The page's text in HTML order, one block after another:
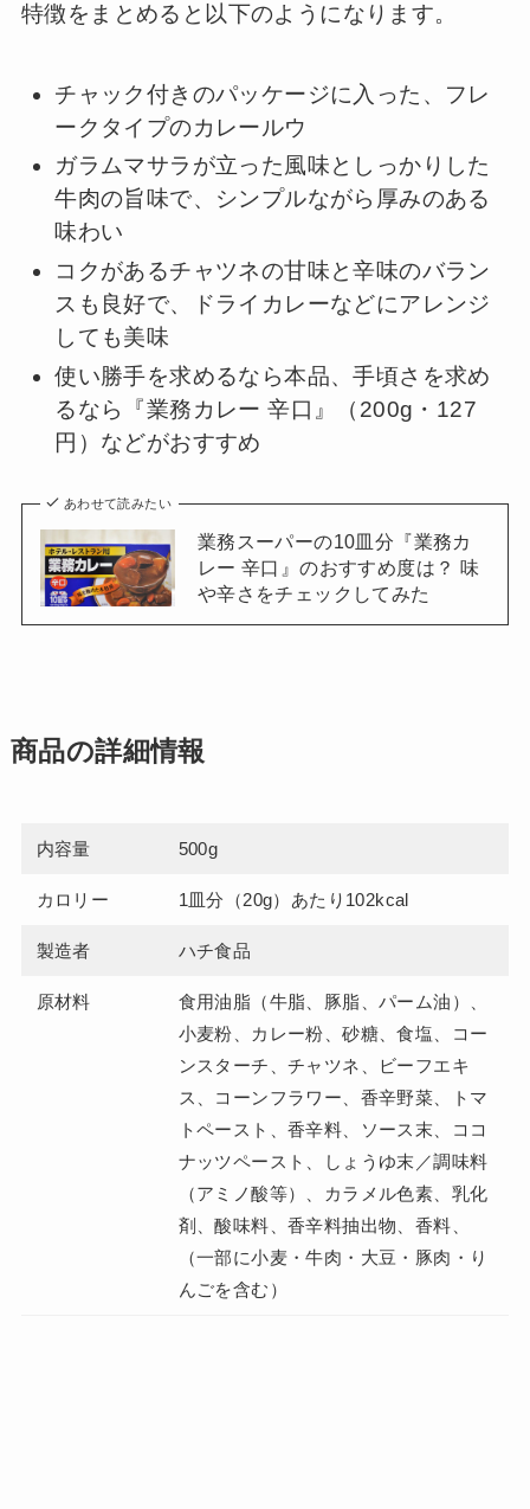
特徴をまとめると以下のようになります。
チャック付きのパッケージに入った、フレ
ークタイプのカレールウ
ガラムマサラが立った風味としっかりした
牛肉の旨味で、シンプルながら厚みのある
味わい
コクがあるチャツネの甘味と辛味のバラン
スも良好で、ドライカレーなどにアレンジ
しても美味
使い勝手を求めるなら本品、手頃さを求め
るなら『業務カレー 辛口』（200g・127
円）などがおすすめ
あわせて読みたい
業務スーパーの10皿分『業務カ
レー 辛口』のおすすめ度は？ 味
や辛さをチェックしてみた
商品の詳細情報
内容量 500g
カロリー 1皿分（20g）あたり102kcal
製造者 ハチ食品
原材料
食用油脂（牛脂、豚脂、パーム油）、
小麦粉、カレー粉、砂糖、食塩、コー
ンスターチ、チャツネ、ビーフエキ
ス、コーンフラワー、香辛野菜、トマ
トペースト、香辛料、ソース末、ココ
ナッツペースト、しょうゆ末／調味料
（アミノ酸等）、カラメル色素、乳化
剤、酸味料、香辛料抽出物、香料、
（一部に小麦・牛肉・大豆・豚肉・り
んごを含む）